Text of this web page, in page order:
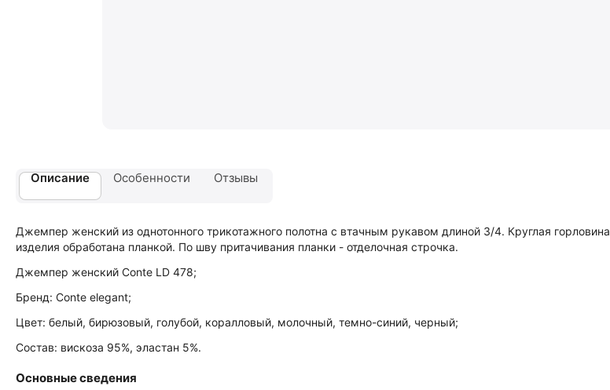
Описание Особенности Отзывы
Джемпер женский из однотонного трикотажного полотна с втачным рукавом длиной 3/4. Круглая горловина
изделия обработана планкой. По шву притачивания планки - отделочная строчка.
Джемпер женский Conte LD 478;
Бренд: Conte elegant;
Цвет: белый, бирюзовый, голубой, коралловый, молочный, темно-синий, черный;
Состав: вискоза 95%, эластан 5%.
Основные сведения